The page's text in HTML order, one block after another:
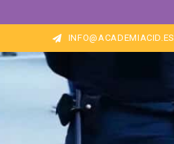
INFO@ACADEMIACID.ES